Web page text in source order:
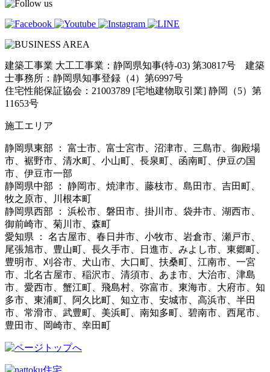
建築工事業 大工工事業：静岡県知事(特-03) 第30817号 建築
士事務所：静岡県知事登録（4）第6997号
住宅性能保証協会：21003789 [宅地建物取引業] 静岡（5）第
11653号
施工エリア
静岡県東部 ： 富士市、富士宮市、沼津市、三島市、御殿場
市、裾野市、清水町、小山町、長泉町、函南町、伊豆の国
市、伊豆市一部
静岡県中部 ： 静岡市、焼津市、藤枝市、島田市、吉田町、
牧之原市、川根本町
静岡県西部 ： 浜松市、磐田市、掛川市、袋井市、湖西市、
御前崎市、菊川市、森町
愛知県 ： 名古屋市、春日井市、小牧市、岩倉市、瀬戸市、
尾張旭市、豊山町、長久手市、日進市、みよし市、東郷町、
豊明市、刈谷市、犬山市、大口町、扶桑町、江南市、一宮
市、北名古屋市、稲沢市、清須市、あま市、大治市、津島
市、愛西市、蟹江町、飛島村、弥富市、東海市、大府市、知
多市、東浦町、阿久比町、知立市、安城市、高浜市、半田
市、常滑市、武豊町、美浜町、南知多町、碧南市、西尾市、
豊田市、岡崎市、幸田町